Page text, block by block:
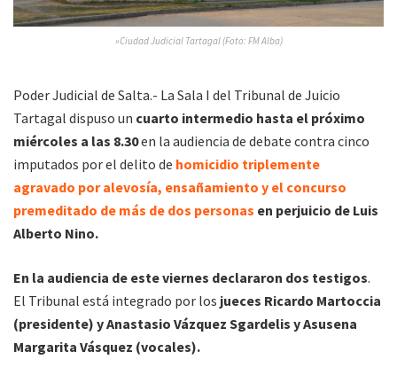
»Ciudad Judicial Tartagal (Foto: FM Alba)
Poder Judicial de Salta.- La Sala I del Tribunal de Juicio
Tartagal dispuso un cuarto intermedio hasta el próximo
miércoles a las 8.30en la audiencia de debate contra cinco
imputados por el delito de homicidio triplemente
agravado por alevosía, ensañamiento y el concurso
premeditado de más de dos personas en perjuicio de Luis
Alberto Nino.
En la audiencia de este viernes declararon dos testigos.
El Tribunal está integrado por los jueces Ricardo Martoccia
(presidente) y Anastasio Vázquez Sgardelis y Asusena
Margarita Vásquez (vocales).